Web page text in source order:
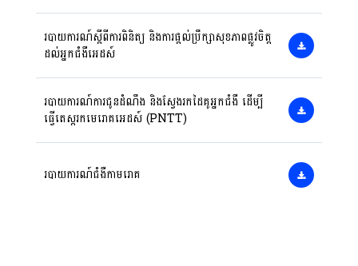
របាយការណ៍ស្តីពីការពិនិត្យ និងការផ្តល់ប្រឹក្សាសុខភាពផ្លូវចិត្ត
ដល់អ្នកជំងឺអេដស៍
របាយការណ៍ការជូនដំណឹង និងស្វែងរកដៃគូអ្នកជំងឺ ដើម្បី
ធ្វើតេស្តរកមេរោគអេដស៍ (PNTT)
របាយការណ៍ជំងឺកាមរោគ